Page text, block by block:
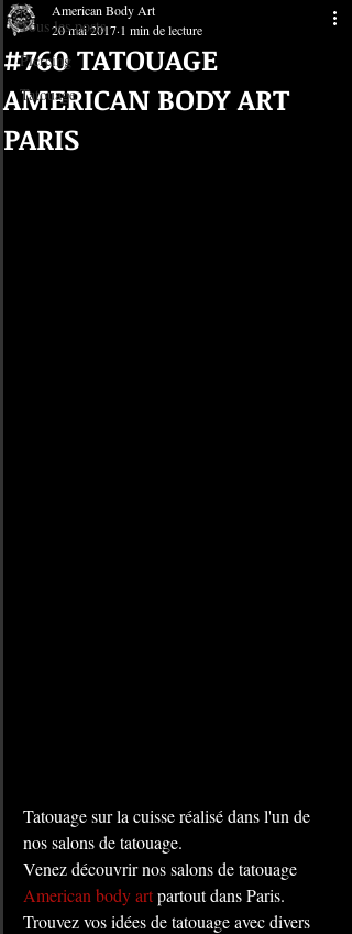
Tous les posts
Piercing
Tatouage
#760 TATOUAGE
AMERICAN BODY ART
PARIS
American Body Art
20 mai 2017 1 min de lecture
Tatouage sur la cuisse réalisé dans l'un de
nos salons de tatouage.
Venez découvrir nos salons de tatouage
American body art partout dans Paris.
Trouvez vos idées de tatouage avec divers